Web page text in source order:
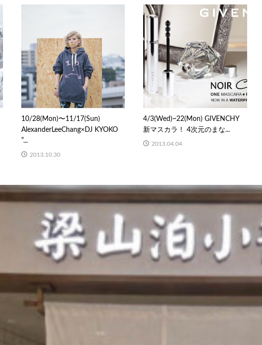
10/28(Mon)〜11/17(Sun)
AlexanderLeeChang×DJ KYOKO
”...
2013.10.30
4/3(Wed)~22(Mon) GIVENCHY
新マスカラ！ 4次元のまな...
2013.04.04